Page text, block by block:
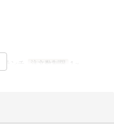
ランチ 注文数制限 1 ~